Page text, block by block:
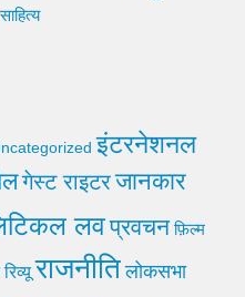
इंटरनेशनल
गेस्ट राइटरजानकार
लवप्रवचन फ़िल्म
राजनीति लोकसभा